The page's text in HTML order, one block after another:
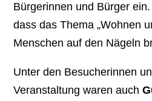
Bürgerinnen und Bürger
dass das Thema „Wohnen
Menschen auf den Nägeln
Unter den Besucherinnen
Veranstaltung waren auch